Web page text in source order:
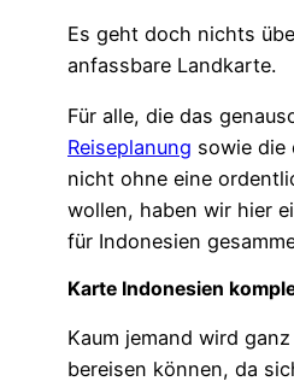
Es geht doch nichts
anfassbare Landkarte.
Für alle, die das
Reiseplanung sowie die
nicht ohne eine
wollen, haben wir hier
für Indonesien
Karte Indonesien
Kaum jemand wird
bereisen können, da